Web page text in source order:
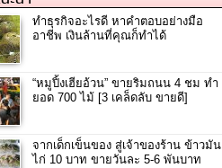
ทำธุรกิจอะไรดี หาคำตอบอย่างมือ
อาชีพ เงินล้านที่คุณก็ทำได้
“หมูปิ้งเฮียอ้วน” ขายริมถนน 4 ชม ทำ
ยอด 700 ไม้ [3 เคล็ดลับ ขายดี]
จากเด็กเข็นของ สู่เจ้าของร้าน ข้าวมัน
ไก่ 10 บาท ขายวันละ 5-6 พันบาท